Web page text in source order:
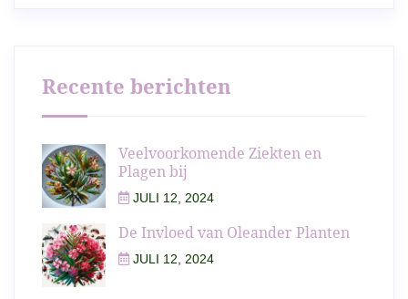
Recente berichten
Veelvoorkomende Ziekten en
Plagen bij
JULI 12, 2024
De Invloed van Oleander Planten
JULI 12, 2024